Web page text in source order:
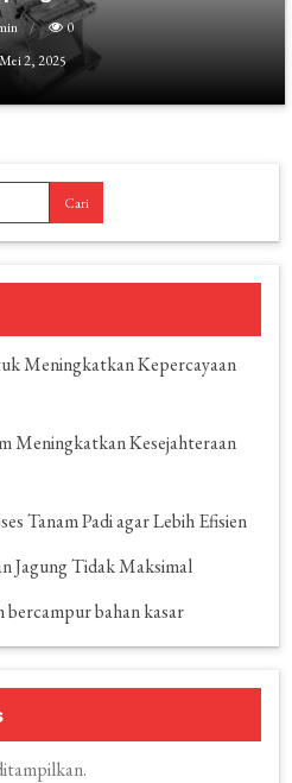
0
Mei 2, 2025
Cari
Meningkatkan Kepercayaan
Meningkatkan Kesejahteraan
Tanam Padi agar Lebih Efisien
Jagung Tidak Maksimal
bercampur bahan kasar